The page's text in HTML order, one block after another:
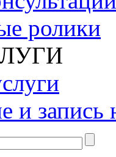
ролики
и запись